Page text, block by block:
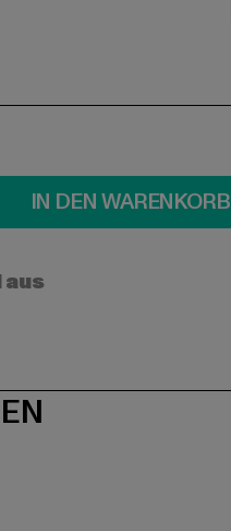
IN DEN WARENKORB